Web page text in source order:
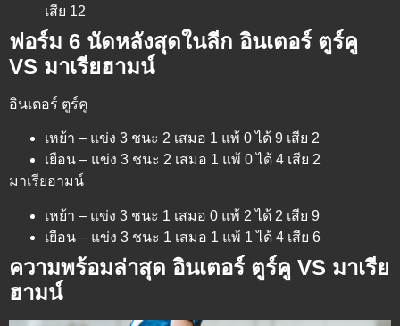
เสีย 12
ฟอร์ม 6 นัดหลังสุดในลีก อินเตอร์ ตูร์คู
VS มาเรียฮามน์
อินเตอร์ ตูร์คู
เหย้า – แข่ง 3 ชนะ 2 เสมอ 1 แพ้ 0 ได้ 9 เสีย 2
เยือน – แข่ง 3 ชนะ 2 เสมอ 1 แพ้ 0 ได้ 4 เสีย 2
มาเรียฮามน์
เหย้า – แข่ง 3 ชนะ 1 เสมอ 0 แพ้ 2 ได้ 2 เสีย 9
เยือน – แข่ง 3 ชนะ 1 เสมอ 1 แพ้ 1 ได้ 4 เสีย 6
ความพร้อมล่าสุด อินเตอร์ ตูร์คู VS มาเรีย
ฮามน์